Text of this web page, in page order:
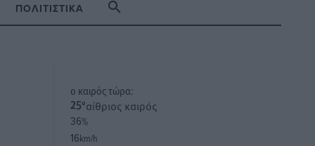
ΠΟΛΙΤΙΣΤΙΚΆ
o καιρός τώρα:
25°αίθριος καιρός
36%
16km/h